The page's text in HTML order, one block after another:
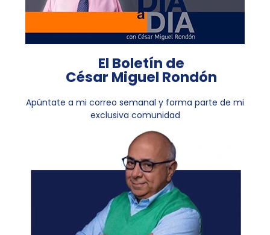
El Boletín de
César Miguel Rondón
Apúntate a mi correo semanal y forma parte de mi
exclusiva comunidad